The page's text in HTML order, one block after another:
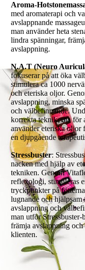
Aroma-
med aromaterapi och
avslappnande
man använder heta
lindra spänningar,
avslappning.
N.A.T (Neuro
fokuserar på att öka
stimulera ca 1000
och eteriska oljor.
avslappning, minska
och välbefinnande.
korrekta teknikerna för
använder eteriska oljor
en djupgående
Stressbuster:
nacken med hjälp av
tekniken. Genom
reflexologi, stimuleras
tryckpunkter på
lugnande och hjälpsam
avslappning och
man utför
främja avslappning och
klienten.